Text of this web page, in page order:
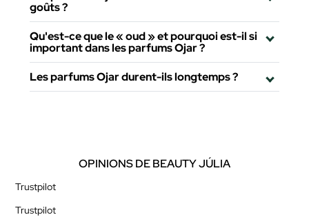
goûts ?
Qu'est-ce que le « oud » et pourquoi est-il si
important dans les parfums Ojar ?
Les parfums Ojar durent-ils longtemps ?
OPINIONS DE BEAUTY JÚLIA
Trustpilot
Trustpilot